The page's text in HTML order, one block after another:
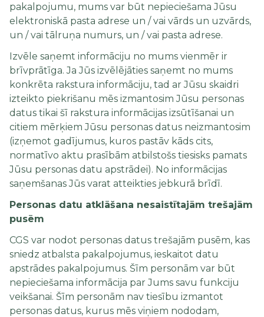
pakalpojumu, mums var būt nepieciešama Jūsu
elektroniskā pasta adrese un / vai vārds un uzvārds,
un / vai tālruņa numurs, un / vai pasta adrese.
Izvēle saņemt informāciju no mums vienmēr ir
brīvprātīga. Ja Jūs izvēlējāties saņemt no mums
konkrēta rakstura informāciju, tad ar Jūsu skaidri
izteikto piekrišanu mēs izmantosim Jūsu personas
datus tikai šī rakstura informācijas izsūtīšanai un
citiem mērķiem Jūsu personas datus neizmantosim
(izņemot gadījumus, kuros pastāv kāds cits,
normatīvo aktu prasībām atbilstošs tiesisks pamats
Jūsu personas datu apstrādei). No informācijas
saņemšanas Jūs varat atteikties jebkurā brīdī.
Personas datu atklāšana nesaistītajām trešajām
pusēm
CGS var nodot personas datus trešajām pusēm, kas
sniedz atbalsta pakalpojumus, ieskaitot datu
apstrādes pakalpojumus. Šīm personām var būt
nepieciešama informācija par Jums savu funkciju
veikšanai. Šīm personām nav tiesību izmantot
personas datus, kurus mēs viņiem nododam,